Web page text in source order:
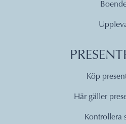
Köp
Här gäller
Kontrollera